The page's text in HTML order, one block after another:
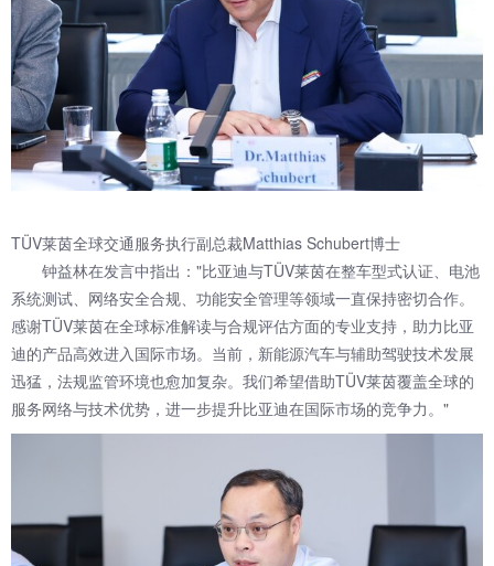
TÜV莱茵全球交通服务执行副总裁Matthias Schubert博士
钟益林在发言中指出："比亚迪与TÜV莱茵在整车型式认证、电池
系统测试、网络安全合规、功能安全管理等领域一直保持密切合作。
感谢TÜV莱茵在全球标准解读与合规评估方面的专业支持，助力比亚
迪的产品高效进入国际市场。当前，新能源汽车与辅助驾驶技术发展
迅猛，法规监管环境也愈加复杂。我们希望借助TÜV莱茵覆盖全球的
服务网络与技术优势，进一步提升比亚迪在国际市场的竞争力。"